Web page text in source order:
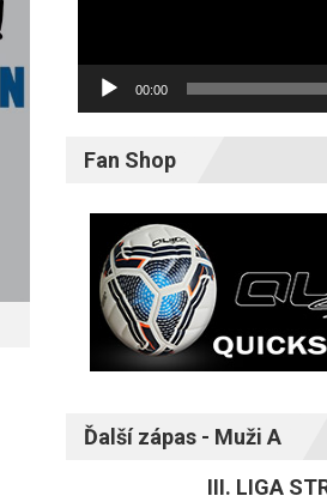
00:00
Fan Shop
Ďalší zápas - Muži A
III. LIGA